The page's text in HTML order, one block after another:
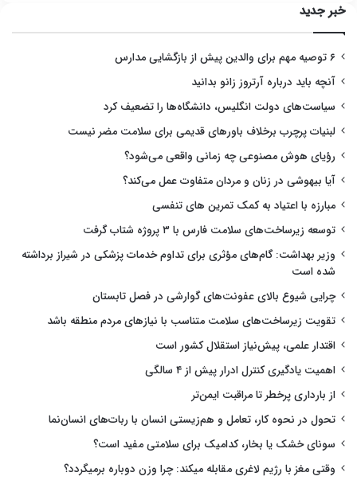
خبر جدید
۶ توصیه مهم برای والدین پیش از بازگشایی مدارس
آنچه باید درباره آرتروز زانو بدانید
سیاست‌های دولت انگلیس، دانشگاه‌ها را تضعیف کرد
لبنیات پرچرب برخلاف باورهای قدیمی برای سلامت مضر نیست
رؤیای هوش مصنوعی چه زمانی واقعی می‌شود؟
آیا بیهوشی در زنان و مردان متفاوت عمل می‌کند؟
مبارزه با اعتیاد به کمک تمرین های تنفسی
توسعه زیرساخت‌های سلامت فارس با ۳ پروژه شتاب گرفت
وزیر بهداشت: گام‌های مؤثری برای تداوم خدمات پزشکی در شیراز برداشته
شده است
چرایی شیوع بالای عفونت‌های گوارشی در فصل تابستان
تقویت زیرساخت‌های سلامت متناسب با نیازهای مردم منطقه باشد
اقتدار علمی، پیش‌نیاز استقلال کشور است
اهمیت یادگیری کنترل ادرار پیش از ۴ سالگی
از بارداری پرخطر تا مراقبت ایمن‌تر
تحول در نحوه کار، تعامل و هم‌زیستی انسان با ربات‌های انسان‌نما
سونای خشک یا بخار، کدامیک برای سلامتی مفید است؟
وقتی مغز با رژیم لاغری مقابله میکند: چرا وزن دوباره برمیگردد؟